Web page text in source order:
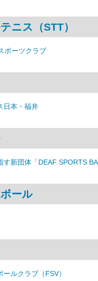
ニス（STT）
ポーツクラブ
日本・福井
新団体「DEAF SPORTS
ール
ルクラブ（FSV）